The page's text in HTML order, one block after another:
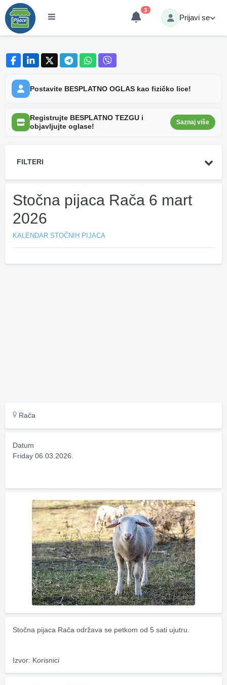
3
Prijavi se
Postavite BESPLATNO OGLAS kao fizičko lice!
Registrujte BESPLATNO TEZGU i
objavljujte oglase!
Saznaj više
FILTERI
Stočna pijaca Rača 6 mart
2026
KALENDAR STOČNIH PIJACA
Rača
Datum
Friday 06.03.2026.
Stočna pijaca Rača održava se petkom od 5 sati ujutru.
Izvor: Korisnici